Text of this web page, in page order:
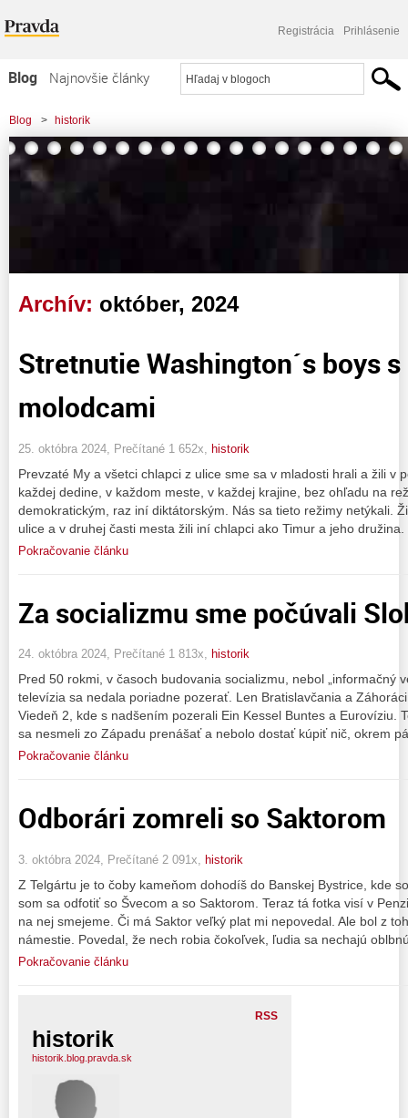
Registrácia Prihlásenie
Blog
Najnovšie články
Najčítanejšie články
Najkomentovanejšie články
Zoznam blogov
Blog > historik
Archív: október, 2024
Stretnutie Washington´s boys
molodcami
25. októbra 2024, Prečítané 1 652x, historik
Prevzaté My a všetci chlapci z ulice sme sa v mladosti hrali a žili v
každej dedine, v každom meste, v každej krajine, bez ohľadu na
demokratickým, raz iní diktátorským. Nás sa tieto režimy netýkali.
ulice a v druhej časti mesta žili iní chlapci ako Timur a jeho
Pokračovanie článku
Za socializmu sme počúvali
24. októbra 2024, Prečítané 1 813x, historik
Pred 50 rokmi, v časoch budovania socializmu, nebol „informačný
televízia sa nedala poriadne pozerať. Len Bratislavčania a
Viedeň 2, kde s nadšením pozerali Ein Kessel Buntes a Eurovíziu.
sa nesmeli zo Západu prenášať a nebolo dostať kúpiť nič, okrem
Pokračovanie článku
Odborári zomreli so Saktorom
3. októbra 2024, Prečítané 2 091x, historik
Z Telgártu je to čoby kameňom dohodíš do Banskej Bystrice, kde
som sa odfotiť so Švecom a so Saktorom. Teraz tá fotka visí v
na nej smejeme. Či má Saktor veľký plat mi nepovedal. Ale bol z
námestie. Povedal, že nech robia čokoľvek, ľudia sa nechajú
Pokračovanie článku
RSS
historik
historik.blog.pravda.sk